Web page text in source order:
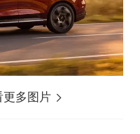
更多图片